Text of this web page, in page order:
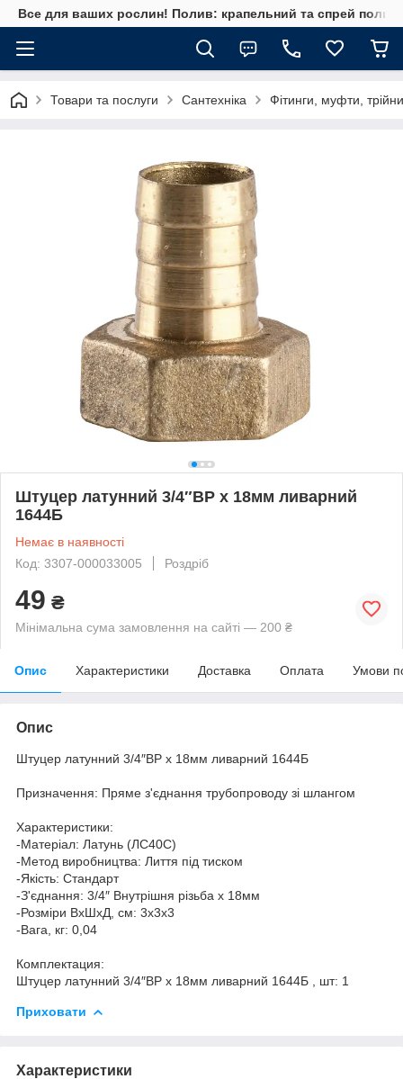
Все для ваших рослин! Полив: крапельний та спрей полив,
Товари та послуги Сантехніка Фітинги, муфти,
Штуцер латунний 3/4″ВР х 18мм ливарний
1644Б
Немає в наявності
Код: 3307-000033005
Роздріб
49 ₴
Мінімальна сума замовлення на сайті — 200 ₴
Опис Характеристики Доставка Оплата Умови
Опис
Штуцер латунний 3/4″ВР х 18мм ливарний 1644Б
Призначення: Пряме з'єднання трубопроводу зі шлангом
Характеристики:
-Матеріал: Латунь (ЛС40С)
-Метод виробництва: Лиття під тиском
-Якість: Cтандарт
-З'єднання: 3/4″ Внутрішня різьба х 18мм
-Розміри ВхШхД, см: 3х3х3
-Вага, кг: 0,04
Комплектация:
Штуцер латунний 3/4″ВР х 18мм ливарний 1644Б , шт: 1
Приховати
Характеристики